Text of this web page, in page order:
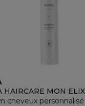
HAIRCARE MON
cheveux